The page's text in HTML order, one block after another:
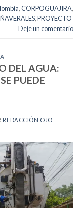
,CORPOGUAJIRA,
,PROYECTO
Deje un comentario
DEL AGUA:
PUEDE
REDACCIÓN OJO